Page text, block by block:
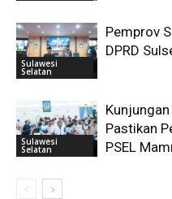
Sulawesi
Selatan
Pemprov
DPRD
Sulawesi
Selatan
Pastikan
PSEL